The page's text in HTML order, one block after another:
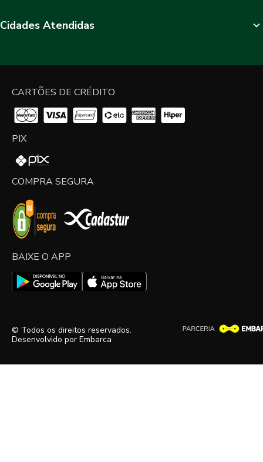
Cidades Atendidas
CARTÕES DE CRÉDITO
PIX
COMPRA SEGURA
BAIXE O APP
© Todos os direitos reservados.
Desenvolvido por Embarca